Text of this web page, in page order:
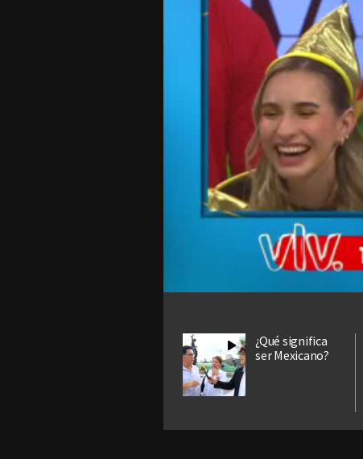
¿Qué significa
ser Mexicano?